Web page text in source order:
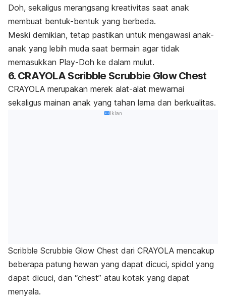
Doh, sekaligus merangsang kreativitas saat anak
membuat bentuk-bentuk yang berbeda.
Meski demikian, tetap pastikan untuk mengawasi anak-
anak yang lebih muda saat bermain agar tidak
memasukkan Play-Doh ke dalam mulut.
6. CRAYOLA Scribble Scrubbie Glow Chest
CRAYOLA merupakan merek alat-alat mewarnai
sekaligus mainan anak yang tahan lama dan berkualitas.
Iklan
Scribble Scrubbie Glow Chest dari CRAYOLA mencakup
beberapa patung hewan yang dapat dicuci, spidol yang
dapat dicuci, dan “chest” atau kotak yang dapat
menyala.